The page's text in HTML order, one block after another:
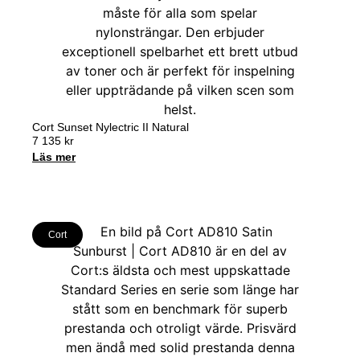
Cort Sunset Nylectric II Natural
7 135 kr
Läs mer
Cort